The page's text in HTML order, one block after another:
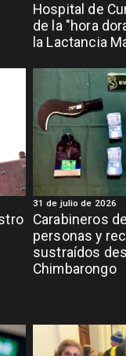
Hospital de
de la "hora
la Lactancia
Carabineros
personas y
sustraídos
Chimbarongo
31 de julio de 2026